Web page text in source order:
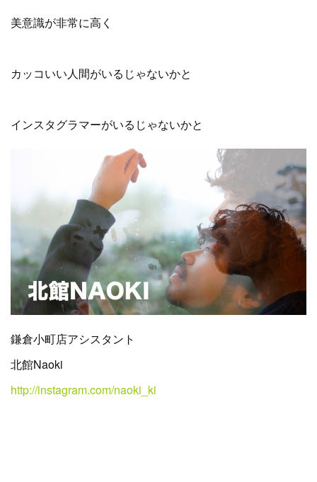
美意識が非常に高く
カッコいい人間がいるじゃないかと
インスタグラマーがいるじゃないかと
鎌倉小町店アシスタント
北館Naoki
http://instagram.com/naoki_ki